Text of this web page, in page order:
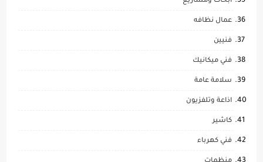
عمال نظافه
فنيين
فني ميكانيك
سلامة عامة
اذاعة وتلفزيون
كاشير
فني كهرباء